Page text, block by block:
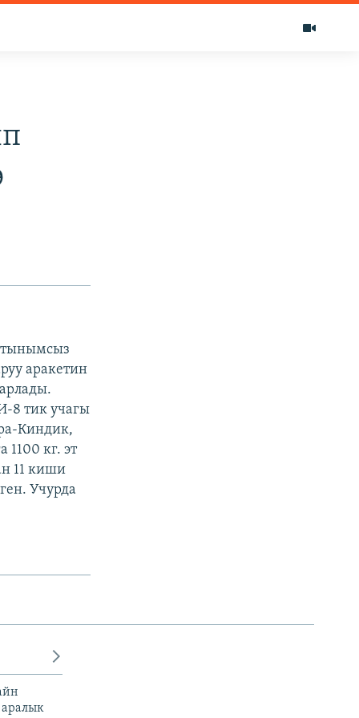
аракетин
8 тик учагы
Киндик,
кг. эт
11 киши
Учурда